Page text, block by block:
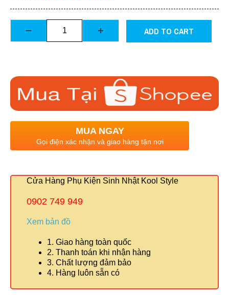
ADD TO CART
MUA NGAY
Gọi điện xác nhận và giao hàng tận nơi
Cửa Hàng Phụ Kiện Sinh Nhật Kool Style
0902 749 949
Xem bản đồ
1. Giao hàng toàn quốc
2. Thanh toán khi nhận hàng
3. Chất lượng đảm bảo
4. Hàng luôn sẵn có